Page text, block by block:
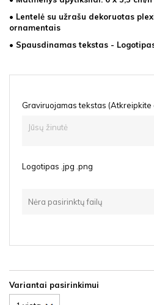
• Lentelė su užrašu dekoruotas
ornamentais
• Spausdinamas tekstas -
Graviruojamas tekstas (Atkreipkite
Logotipas .jpg .png
Nėra pasirinktų failų
Variantai pasirinkimui